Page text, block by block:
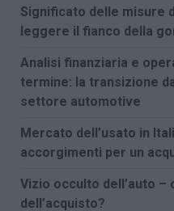
Significato delle misure
leggere il fianco della
Analisi finanziaria e
termine: la transizione
settore automotive
Mercato dell’usato in
accorgimenti per un
Vizio occulto dell’auto
dell’acquisto?